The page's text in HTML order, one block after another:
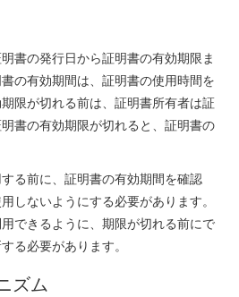
書の発行日から証明書の有効期限ま
の有効期間は、証明書の使用時間を
限が切れる前は、証明書所有者は証
書の有効期限が切れると、証明書の
る前に、証明書の有効期間を確認
しないようにする必要があります。
できるように、期限が切れる前にで
る必要があります。
ズム